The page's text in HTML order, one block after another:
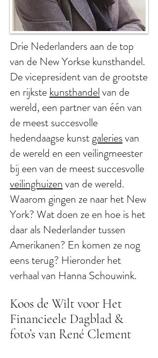
Drie Nederlanders aan de top
van de New Yorkse kunsthandel.
De vicepresident van de grootste
en rijkstekunsthandelvan de
wereld, een partner van één van
de meest succesvolle
hedendaagse kunstgaleriesvan
de wereld en een veilingmeester
bij een van de meest succesvolle
veilinghuizenvan de wereld.
Waarom gingen ze naar het New
York? Wat doen ze en hoe is het
daar als Nederlander tussen
Amerikanen? En komen ze nog
eens terug? Hieronder het
verhaal van Hanna Schouwink.
Koos de Wilt voor Het
Financieele Dagblad &
foto’s van René Clement